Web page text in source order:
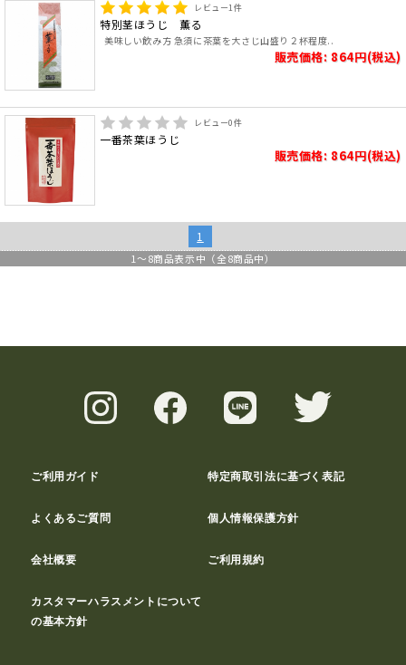
レビュー1件
特別茎ほうじ 薫る
美味しい飲み方 急須に茶葉を大さじ山盛り２杯程度..
販売価格: 864円(税込)
レビュー0件
一番茶葉ほうじ
販売価格: 864円(税込)
1
1～8商品表示中（全8商品中）
ご利用ガイド 特定商取引法に基づく表記
よくあるご質問 個人情報保護方針
会社概要 ご利用規約
カスタマーハラスメントについて
の基本方針